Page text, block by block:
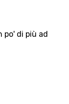
po' di più ad